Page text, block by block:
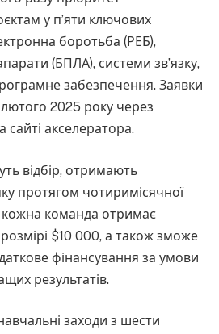
у п’яти ключових
боротьба (РЕБ),
(БПЛА), системи зв’язку,
забезпечення. Заявки
2025 року через
сайті акселератора.
відбір, отримають
протягом чотиримісячної
команда отримає
$10 000, а також зможе
фінансування за умови
результатів.
заходи з шести